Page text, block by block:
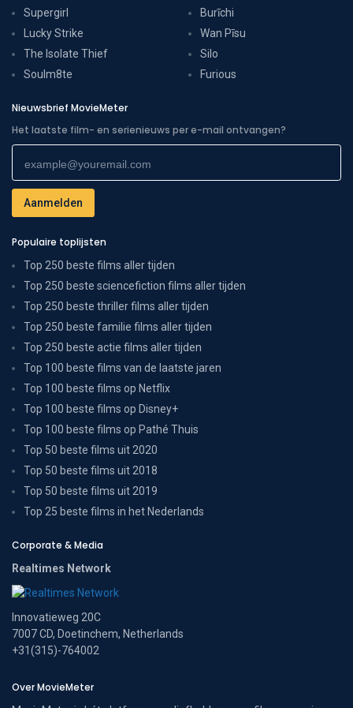
Supergirl
Lucky Strike
The Isolate Thief
Soulm8te
Burīchi
Wan Pīsu
Silo
Furious
Nieuwsbrief MovieMeter
Het laatste film- en serienieuws per e-mail ontvangen?
Populaire toplijsten
Top 250 beste films aller tijden
Top 250 beste sciencefiction films aller tijden
Top 250 beste thriller films aller tijden
Top 250 beste familie films aller tijden
Top 250 beste actie films aller tijden
Top 100 beste films van de laatste jaren
Top 100 beste films op Netflix
Top 100 beste films op Disney+
Top 100 beste films op Pathé Thuis
Top 50 beste films uit 2020
Top 50 beste films uit 2018
Top 50 beste films uit 2019
Top 25 beste films in het Nederlands
Corporate & Media
Realtimes Network
Innovatieweg 20C
7007 CD, Doetinchem, Netherlands
+31(315)-764002
Over MovieMeter